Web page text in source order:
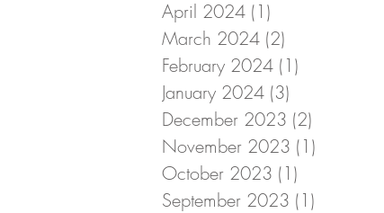
April 2024 (1)
March 2024 (2)
February 2024 (1)
January 2024 (3)
December 2023 (2)
November 2023 (1)
October 2023 (1)
September 2023 (1)